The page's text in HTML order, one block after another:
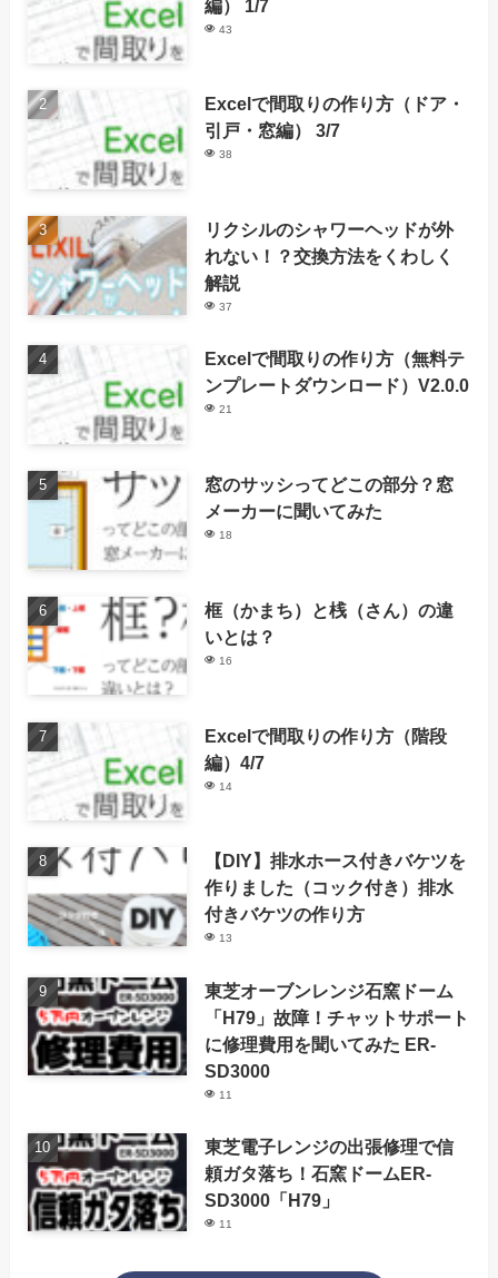
編） 1/7
43
Excelで間取りの作り方（ドア・
引戸・窓編） 3/7
38
リクシルのシャワーヘッドが外
れない！？交換方法をくわしく
解説
37
Excelで間取りの作り方（無料テ
ンプレートダウンロード）V2.0.0
21
窓のサッシってどこの部分？窓
メーカーに聞いてみた
18
框（かまち）と桟（さん）の違
いとは？
16
Excelで間取りの作り方（階段
編）4/7
14
【DIY】排水ホース付きバケツを
作りました（コック付き）排水
付きバケツの作り方
13
東芝オーブンレンジ石窯ドーム
「H79」故障！チャットサポート
に修理費用を聞いてみた ER-
SD3000
11
東芝電子レンジの出張修理で信
頼ガタ落ち！石窯ドームER-
SD3000「H79」
11